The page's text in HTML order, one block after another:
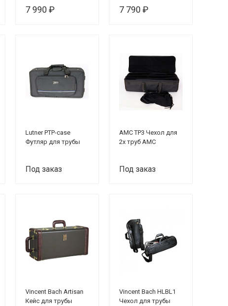
7 990 ₽ 7 790 ₽
Lutner PTP-case
Футляр для трубы
Под заказ
AMC ТР3 Чехол для
2х труб АМС
Под заказ
Vincent Bach Artisan
Кейс для трубы
Vincent Bach HLBL1
Чехол для трубы